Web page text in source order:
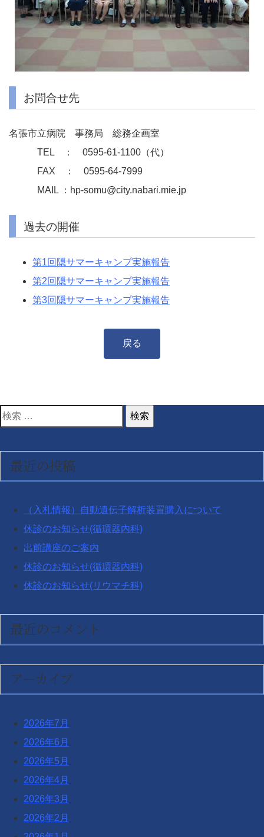
お問合せ先
名張市立病院 事務局 総務企画室
TEL ： 0595-61-1100（代）
FAX ： 0595-64-7999
MAIL ：hp-somu@city.nabari.mie.jp
過去の開催
第1回隠サマーキャンプ実施報告
第2回隠サマーキャンプ実施報告
第3回隠サマーキャンプ実施報告
戻る
検
対
象:最近の投稿
（入札情報）自動遺伝子解析装置購入について
休診のお知らせ(循環器内科)
出前講座のご案内
休診のお知らせ(循環器内科)
休診のお知らせ(リウマチ科)
最近のコメント
アーカイブ
2026年7月
2026年6月
2026年5月
2026年4月
2026年3月
2026年2月